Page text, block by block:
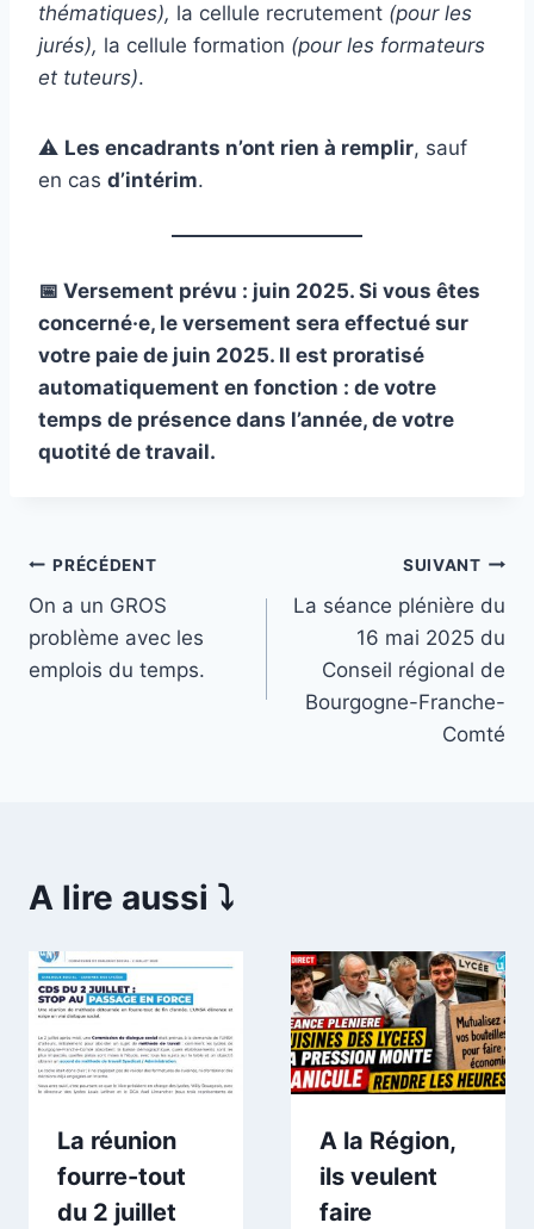
thématiques), la cellule recrutement (pour les
jurés), la cellule formation (pour les formateurs
et tuteurs).
⚠️ Les encadrants n’ont rien à remplir, sauf
en cas d’intérim.
📅 Versement prévu : juin 2025. Si vous êtes
concerné·e, le versement sera effectué sur
votre paie de juin 2025. Il est proratisé
automatiquement en fonction : de votre
temps de présence dans l’année, de votre
quotité de travail.
Navigation
de
l’article
PRÉCÉDENT
On a un GROS
problème avec les
emplois du temps.
SUIVANT
La séance plénière du
16 mai 2025 du
Conseil régional de
Bourgogne-Franche-
Comté
A lire aussi ⤵️
La réunion
fourre-tout
du 2 juillet
A la Région,
ils veulent
faire